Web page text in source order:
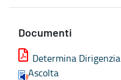
Documenti
Determina
Ascolta